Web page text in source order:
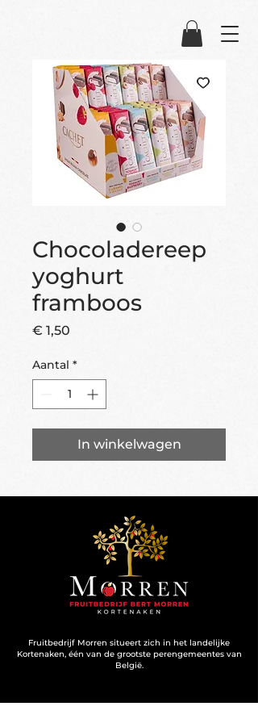
Chocoladereep
yoghurt
framboos
€ 1,50
Aantal *
In winkelwagen
Fruitbedrijf Morren situeert zich in het landelijke
Kortenaken, één van de grootste perengemeentes van
België.